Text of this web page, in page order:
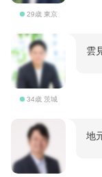
29歳 東京
34歳 茨城
雲
地